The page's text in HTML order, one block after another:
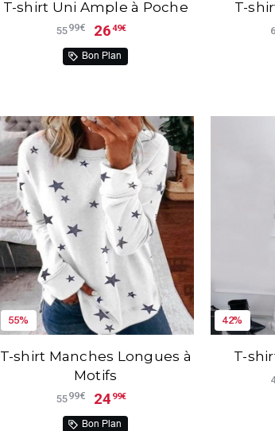
T-shirt Uni Ample à Poche
5599€ 2649€
Bon Plan
T-
55%
T-shirt Manches Longues à
Motifs
5599€ 24 99€
Bon Plan
42%
T-